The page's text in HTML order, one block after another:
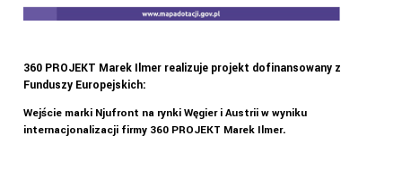
360 PROJEKT Marek Ilmer realizuje projekt dofinansowany z
Funduszy Europejskich:
Wejście marki Njufront na rynki Węgier i Austrii w wyniku
internacjonalizacji firmy 360 PROJEKT Marek Ilmer.